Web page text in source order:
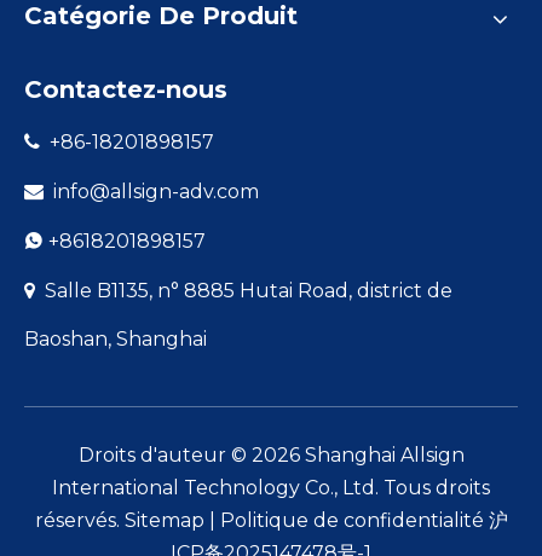
Catégorie De Produit
Contactez-nous
 +86-18201898157
 info@allsign-adv.com
 +8618201898157
 Salle B1135, n° 8885 Hutai Road, district de
Baoshan, Shanghai
Droits d'auteur © 2026Shanghai Allsign
International Technology Co., Ltd. Tous droits
réservés. Sitemap Politique de confidentialité 沪